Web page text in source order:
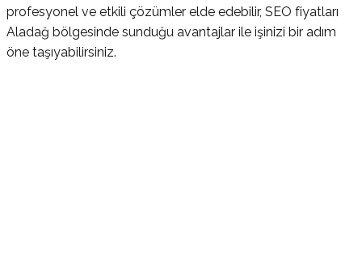
profesyonel ve etkili çözümler elde edebilir, SEO fiyatları
Aladağ bölgesinde sunduğu avantajlar ile işinizi bir adım
öne taşıyabilirsiniz.